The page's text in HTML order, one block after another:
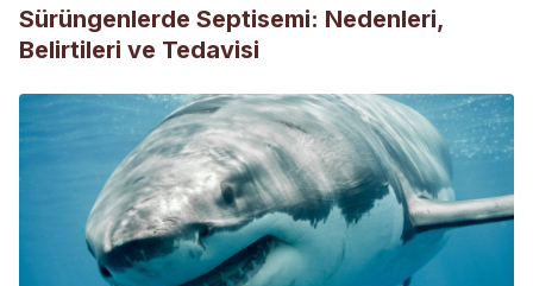
Carlotti, D. N., & Atance, A. (1997). El empleo de la
crónicas del perro: revisión bibliográfica y presentación de
trece casos clínicos. Clínica veterinaria de pequeños
animales, 17(4), 0211-226.
Denamiel, G., Puigdevall, T., Más, J., Albarellos, G., &
Gentilini, E. (2009). Prevalencia y perfil de resistencia a
betalactámicos en estafilococos de perros y gatos. InVet,
Sürüngenlerde Septisemi: Nedenleri,
Belirtileri ve Tedavisi